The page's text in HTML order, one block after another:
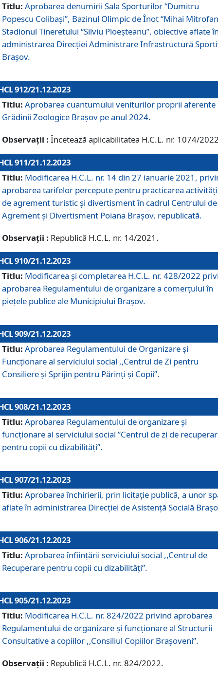
Titlu: Aprobarea denumirii Sala Sporturilor “Dumitru
Popescu Colibași”, Bazinul Olimpic de Înot “Mihai
Stadionul Tineretului “Silviu Ploeșteanu”, obiective aflate
administrarea Direcției Administrare Infrastructură
Brașov.
912/21.12.2023
Titlu: Aprobarea cuantumului veniturilor proprii aferente
Grădinii Zoologice Braşov pe anul 2024.
Observații : Încetează aplicabilitatea H.C.L. nr. 1074/
911/21.12.2023
Titlu: Modificarea H.C.L. nr. 14 din 27 ianuarie 2021,
aprobarea tarifelor percepute pentru practicarea
de agrement turistic și divertisment în cadrul Centrului de
Agrement și Divertisment Poiana Brașov, republicată.
Observații : Republică H.C.L. nr. 14/2021.
910/21.12.2023
Titlu: Modificarea și completarea H.C.L. nr. 428/2022
aprobarea Regulamentului de organizare a comerțului în
piețele publice ale Municipiului Braşov.
909/21.12.2023
Titlu: Aprobarea Regulamentului de Organizare și
Funcționare al serviciului social ,,Centrul de Zi pentru
Consiliere şi Sprijin pentru Părinţi şi Copii”.
908/21.12.2023
Titlu: Aprobarea Regulamentului de organizare şi
funcţionare al serviciului social ”Centrul de zi de
pentru copii cu dizabilități”.
907/21.12.2023
Titlu: Aprobarea închirierii, prin licitație publică, a unor
aflate în administrarea Direcției de Asistență Socială
906/21.12.2023
Titlu: Aprobarea înființării serviciului social ,,Centrul de
Recuperare pentru copii cu dizabilități”.
905/21.12.2023
Titlu: Modificarea H.C.L. nr. 824/2022 privind aprobarea
Regulamentului de organizare şi funcţionare al Structurii
Consultative a copiilor ,,Consiliul Copiilor Braşoveni”.
Observații : Republică H.C.L. nr. 824/2022.